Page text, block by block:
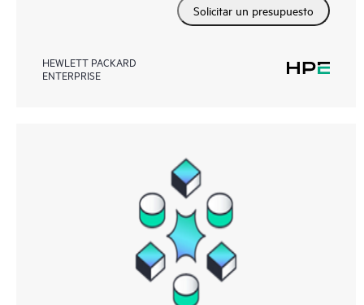
Solicitar un presupuesto
HEWLETT PACKARD
ENTERPRISE